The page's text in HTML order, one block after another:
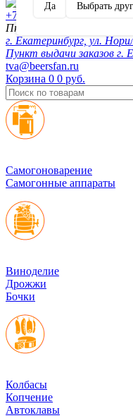
Да Выбрать
+7 (902) 872-54-70
Пн-Пт 10:00-20:00, сб-
г. Екатеринбург, ул.
Пункт выдачи заказов г.
tva@beersfan.ru
Корзина 0 0 руб.
Cамогоноварение
Самогонные аппараты
Виноделие
Дрожжи
Бочки
Колбасы
Копчение
Автоклавы